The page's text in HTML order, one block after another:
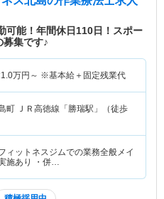
可能！年間休日110日！スポー
募集です♪
万円～ ※基本給＋固定残業代
町 ＪＲ高徳線「勝瑞駅」（徒歩
ィットネスジムでの業務全般メイ
施あり ・併…